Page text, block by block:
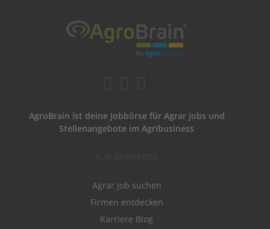
AgroBrain ist deine Jobbörse für Agrar Jobs und
Stellenangebote im Agribusiness
Agrar Job suchen
Firmen entdecken
Karriere Blog